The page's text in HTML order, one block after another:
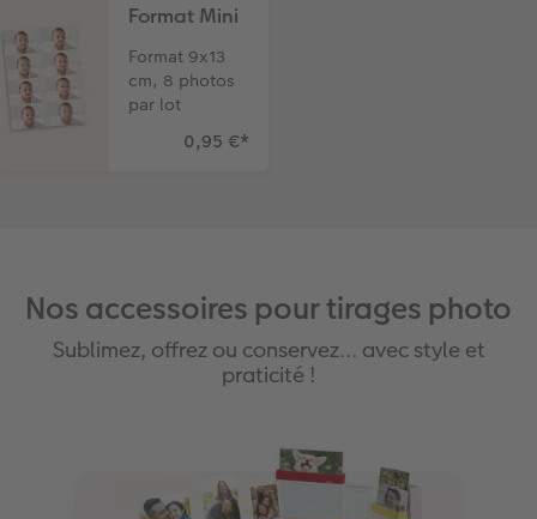
Format Mini
Format 9x13
cm, 8 photos
par lot
0,95 €*
Nos accessoires pour tirages photo
Sublimez, offrez ou conservez… avec style et
praticité !